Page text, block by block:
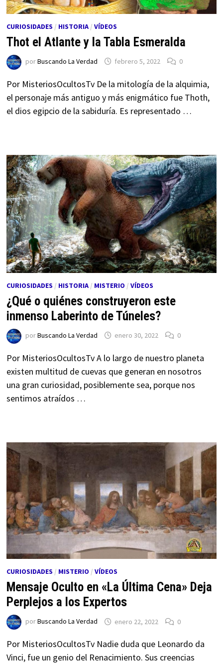
CURIOSIDADES / HISTORIA/ VÍDEOS
Thot el Atlante y la Tabla Esmeralda
porBuscando La Verdad febrero 5, 2022 0
Por MisteriosOcultosTv De la mitología de la alquimia,
el personaje más antiguo y más enigmático fue Thoth,
el dios egipcio de la sabiduría. Es representado …
CURIOSIDADES / HISTORIA/ MISTERIO / VÍDEOS
¿Qué o quiénes construyeron este
inmenso Laberinto de Túneles?
porBuscando La Verdad enero 30, 2022 0
Por MisteriosOcultosTv A lo largo de nuestro planeta
existen multitud de cuevas que generan en nosotros
una gran curiosidad, posiblemente sea, porque nos
sentimos atraídos …
CURIOSIDADES / MISTERIO / VÍDEOS
Mensaje Oculto en «La Última Cena» Deja
Perplejos a los Expertos
porBuscando La Verdad enero 22, 2022 0
Por MisteriosOcultosTv Nadie duda que Leonardo da
Vinci, fue un genio del Renacimiento. Sus creencias